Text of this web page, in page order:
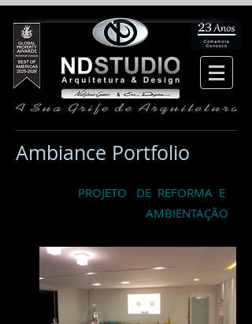
Ambiance Portfolio
PROJETO DE REFORMA E
AMBIENTAÇÃO